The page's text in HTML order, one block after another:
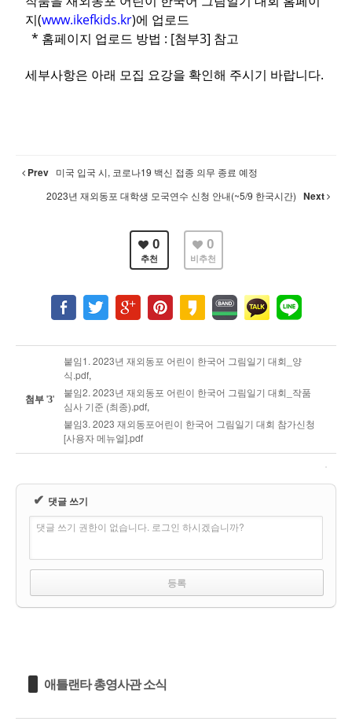
지(www.ikefkids.kr)에 업로드
* 홈페이지 업로드 방법 : [첨부3] 참고
세부사항은 아래 모집 요강을 확인해 주시기 바랍니다.
Prev 미국 입국 시, 코로나19 백신 접종 의무 종료 예정
2023년 재외동포 대학생 모국연수 신청 안내(~5/9 한국시간) Next
0
추천
0
비추천
첨부'3'
붙임1. 2023년 재외동포 어린이 한국어 그림일기 대회_양
식.pdf,
붙임2. 2023년 재외동포 어린이 한국어 그림일기 대회_작품
심사 기준 (최종).pdf,
붙임3. 2023 재외동포어린이 한국어 그림일기 대회 참가신청
[사용자 메뉴얼].pdf
✔ 댓글 쓰기
댓글 쓰기 권한이 없습니다. 로그인 하시겠습니까?
애틀랜타 총영사관 소식